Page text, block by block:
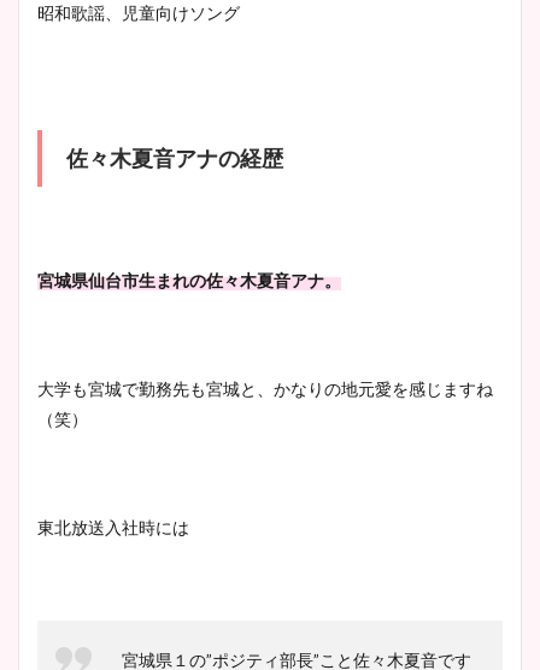
昭和歌謡、児童向けソング
佐々木夏音アナの経歴
宮城県仙台市生まれの佐々木夏音アナ。
大学も宮城で勤務先も宮城と、かなりの地元愛を感じますね
（笑）
東北放送入社時には
宮城県１の”ポジティ部長”こと佐々木夏音です